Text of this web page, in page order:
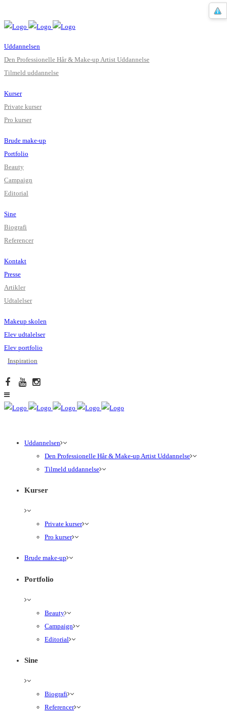
Uddannelsen
Den Professionelle Hår & Make-up Artist Uddannelse
Tilmeld uddannelse
Kurser
Private kurser
Pro kurser
Brude make-up
Portfolio
Beauty
Campaign
Editorial
Sine
Biografi
Referencer
Kontakt
Presse
Artikler
Udtalelser
Makeup skolen
Elev udtalelser
Elev portfolio
Inspiration
Uddannelsen
Den Professionelle Hår & Make-up Artist Uddannelse
Tilmeld uddannelse
Kurser
Private kurser
Pro kurser
Brude make-up
Portfolio
Beauty
Campaign
Editorial
Sine
Biografi
Referencer